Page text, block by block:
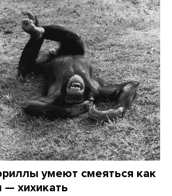
умеют смеяться как
хихикать